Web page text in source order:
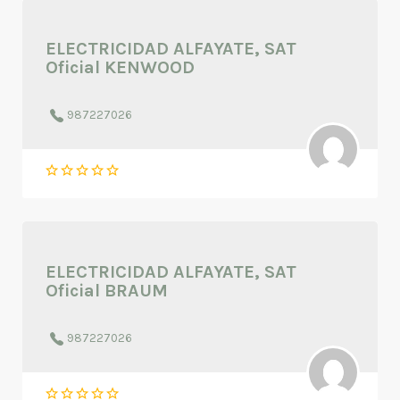
ELECTRICIDAD ALFAYATE, SAT
Oficial KENWOOD
987227026
ELECTRICIDAD ALFAYATE, SAT
Oficial BRAUM
987227026